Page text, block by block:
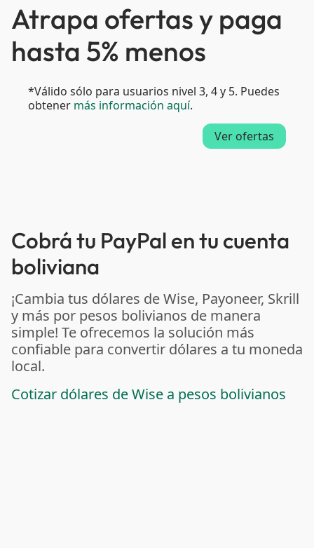
Atrapa ofertas y paga
hasta 5% menos
*Válido sólo para usuarios nivel 3, 4 y 5. Puedes
obtener más información aquí.
Ver ofertas
Cobrá tu PayPal en tu cuenta
boliviana
¡Cambia tus dólares de Wise, Payoneer, Skrill
y más por pesos bolivianos de manera
simple! Te ofrecemos la solución más
confiable para convertir dólares a tu moneda
local.
Cotizar dólares de Wise a pesos bolivianos